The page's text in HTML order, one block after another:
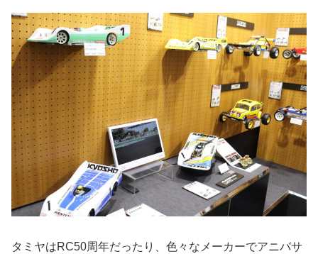
タミヤはRC50周年だったり、色々なメーカーでアニバサ